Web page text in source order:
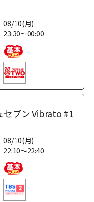
08/10(月)
23:30～00:00
セブン Vibrato #1
08/10(月)
22:10～22:40